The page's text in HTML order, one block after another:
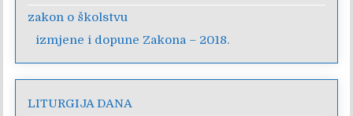
zakon o školstvu
izmjene i dopune Zakona – 2018.
LITURGIJA DANA